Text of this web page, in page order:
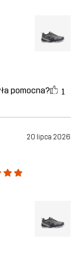
pomocna? 1
20 lipca 2026